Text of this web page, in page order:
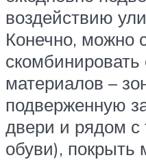
воздействию
Конечно, можно
материалов –
подверженную
двери и рядом
обуви),